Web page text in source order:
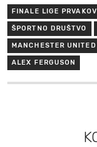
FINALE LIGE PRVAKOV
ŠPORTNO DRUŠTVO
MANCHESTER UNITED
ALEX FERGUSON